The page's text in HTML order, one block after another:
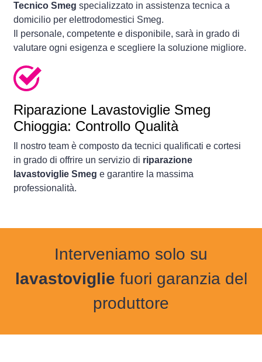
Tecnico Smeg specializzato in assistenza tecnica a
domicilio per elettrodomestici Smeg.
Il personale, competente e disponibile, sarà in grado di
valutare ogni esigenza e scegliere la soluzione migliore.
Riparazione Lavastoviglie Smeg
Chioggia: Controllo Qualità
Il nostro team è composto da tecnici qualificati e cortesi
in grado di offrire un servizio di riparazione
lavastoviglie Smeg e garantire la massima
professionalità.
Interveniamo solo su
lavastoviglie fuori garanzia del
produttore